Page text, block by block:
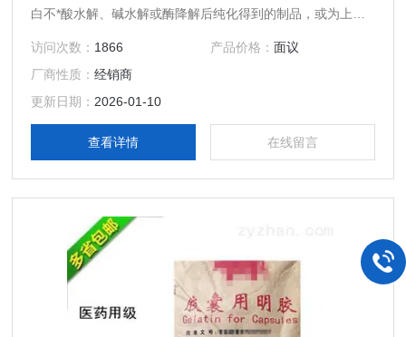
白不*酸水解、碱水解或酶降解后纯化得到的制品，或为上述
色、透明或半透明微带光泽的薄片或粉粒；无臭、无味；浸在
水中时会膨胀变软，能吸收其自身质量5～10倍的水。
访问次数： 1866 产品价格： 面议
厂商性质：经销商
更新日期： 2026-01-10
查看详情 在线留言